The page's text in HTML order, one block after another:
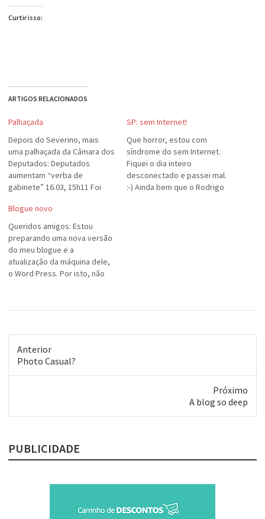
Curtir isso:
ARTIGOS RELACIONADOS
Palhaçada
Depois do Severino, mais
uma palhaçada da Câmara dos
Deputados: Deputados
aumentam “verba de
gabinete” 16.03, 15h11 Foi
da Câmara o reajuste de 25%
na “verba de gabinete” dos
deputados federais. O valor
que era cerca de R$ 35 mil
mensais passa para R$ 43,75
mil…
SP: sem Internet!
Que horror, estou com
síndrome do sem Internet.
Fiquei o dia inteiro
desconectado e passei mal.
:-) Ainda bem que o Rodrigo
Blogue novo
Queridos amigos: Estou
preparando uma nova versão
do meu blogue e a
atualização da máquina dele,
o Word Press. Por isto, não
de férias: - Estava ótima a
presenças mais que ilustres.
Não vou citar todos porque
vai…
Anterior
Post
anterior:
Photo Casual?
Próximo
post:
A blog so deep
PUBLICIDADE